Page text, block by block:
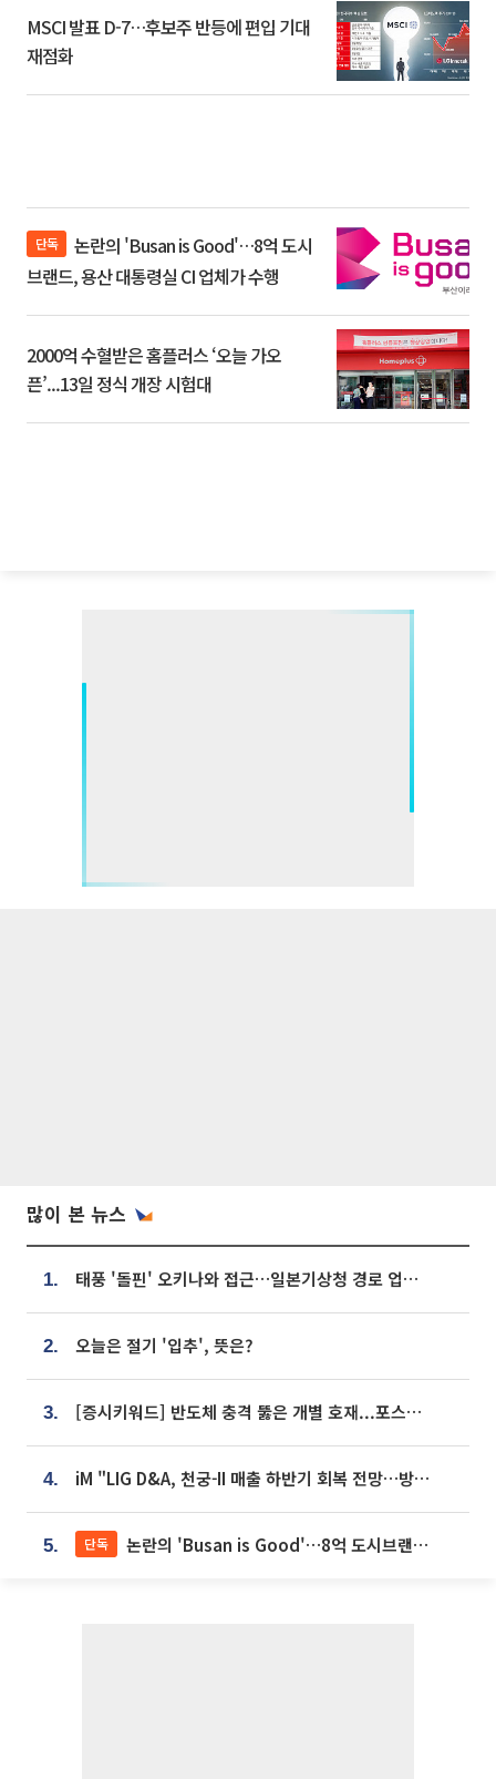
MSCI 발표 D-7…후보주 반등에 편입 기대
재점화
단독
브랜드, 용산 대통령실 CI 업체가 수행
2000억 수혈받은 홈플러스 ‘오늘 가오
픈’...13일 정식 개장 시험대
많이 본 뉴스
1. 태풍 '돌핀' 오키나와 접근…일본기상청 경로 업데이트
2. 오늘은 절기 '입추', 뜻은?
3. [증시키워드] 반도체 충격 뚫은 개별 호재...포스코퓨처엠·에코프로·한화솔루션 '눈길'
4. iM "LIG D&A, 천궁-II 매출 하반기 회복 전망…방산 톱픽 유지"
5. 단독 논란의 'Busan is Good'…8억 도시브랜드, 용산 대통령실 CI 업체가 수행